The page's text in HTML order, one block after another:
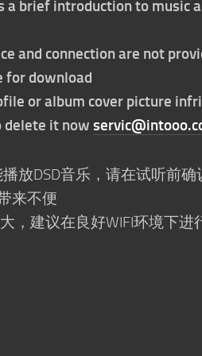
a brief introduction to music
and connection are not
for download
or album cover picture
delete it now
放DSD音乐，请在试听前
来不便
，建议在良好WIFI环境下进